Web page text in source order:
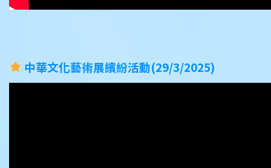
中華文化藝術展繽紛活動(29/3/2025)